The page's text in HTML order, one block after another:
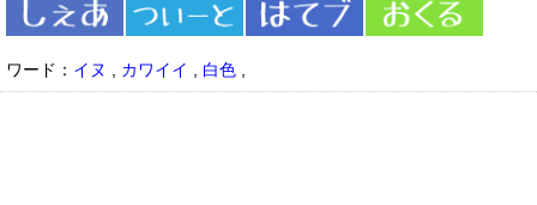
ワード： イヌ カワイイ 白色